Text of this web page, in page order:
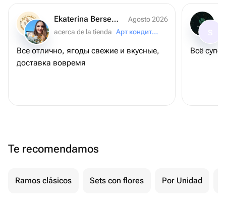
Ekaterina Berseneva
Agosto 2026
acerca de la tienda
Арт кондитер
Все отлично, ягоды свежие и вкусные,
доставка вовремя
Всё
Te recomendamos
Ramos clásicos Sets con flores Por Unidad